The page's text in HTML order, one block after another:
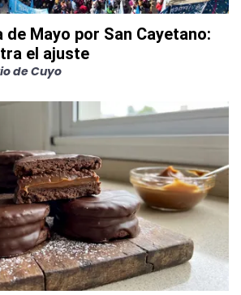
de Mayo por San Cayetano:
el ajuste
de Cuyo